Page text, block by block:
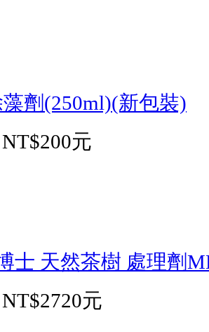
劑(250ml)(新包裝)
NT$200元
士 天然茶樹 處理劑
NT$2720元